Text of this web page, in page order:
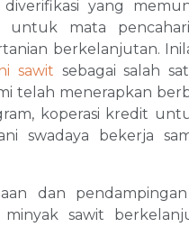
yang
untuk mata
berkelanjutan.
sawit sebagai salah
telah menerapkan
koperasi kredit
swadaya bekerja
dan
sawit